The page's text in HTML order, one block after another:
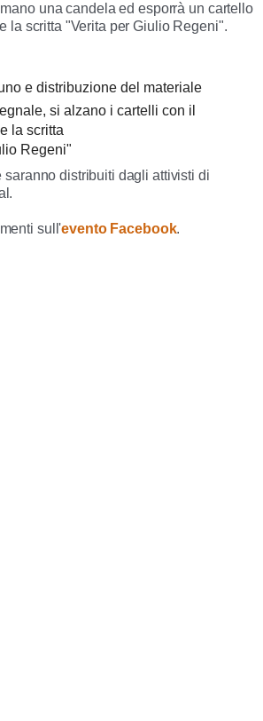
una candela ed esporrà un cartello
la scritta "Verita per Giulio Regeni".
e distribuzione del materiale
si alzano i cartelli con il
la scritta
Regeni"
saranno distribuiti dagli attivisti di
sull'evento Facebook.